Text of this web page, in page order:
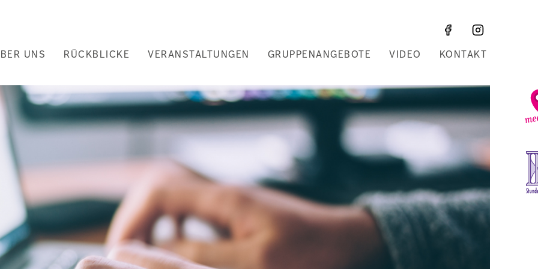
UNS RÜCKBLICKE VERANSTALTUNGEN GRUPPENANGEBOTE VIDEO KONTAKT